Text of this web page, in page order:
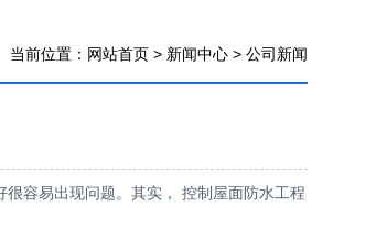
当前位置： 网站首页 > 新闻中心 > 公司新闻
容易出现问题。其实， 控制屋面防水工程